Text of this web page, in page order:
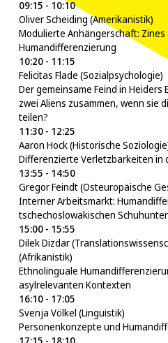
09:15 - 10:10
Oliver Scheiding (Amerikanistik)
Modulierte Anhängerschaft: Zines
Humandifferenzierung
10:20 - 11:15
Felicitas Flade (Sozialpsychologie)
Der gemeinsame Feind in Heiders
zwei Aliens zusammen, wenn sie
teilen?
11:30 - 12:25
Aaron Hock (Historische
Differenzierte Verletzbarkeiten in
13:55 - 14:50
Gregor Feindt (Osteuropäische
Interner Arbeitsmarkt:
tschechoslowakischen
15:00 - 15:55
Dilek Dizdar
(Afrikanistik)
Ethnolinguale
asylrelevanten Kontexten
16:10 - 17:05
Svenja Völkel (Linguistik)
Personenkonzepte und